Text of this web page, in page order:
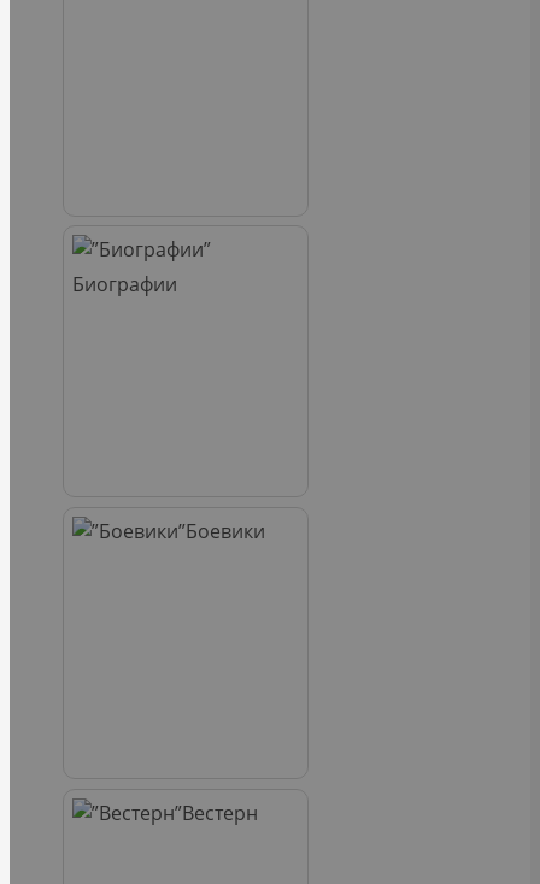
Биографии
Боевики
Вестерн